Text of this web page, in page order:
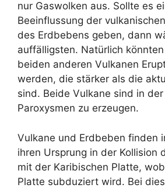
nur Gaswolken aus. Sollte es
Beeinflussung der
des Erdbebens geben, dann
auffälligsten. Natürlich
beiden anderen Vulkanen
werden, die stärker als die
sind. Beide Vulkane sind in
Paroxysmen zu erzeugen.
Vulkane und Erdbeben finden
ihren Ursprung in der Kollision
mit der Karibischen Platte,
Platte subduziert wird. Bei